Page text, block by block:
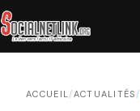
ACCUEIL/ACTUALITÉS /